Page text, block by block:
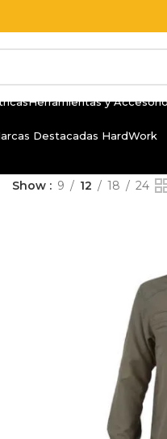
Herramientas y
Destacadas HardWork
Show 9 12 18 24